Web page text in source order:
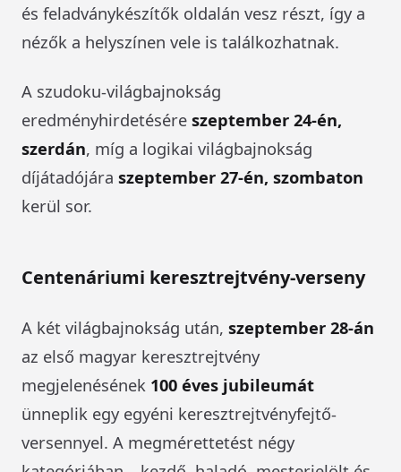
és feladványkészítők oldalán vesz részt, így a
nézők a helyszínen vele is találkozhatnak.
A szudoku-világbajnokság
eredményhirdetésére szeptember 24-én,
szerdán, míg a logikai világbajnokság
díjátadójára szeptember 27-én, szombaton
kerül sor.
Centenáriumi keresztrejtvény-verseny
A két világbajnokság után, szeptember 28-án
az első magyar keresztrejtvény
megjelenésének 100 éves jubileumát
ünneplik egy egyéni keresztrejtvényfejtő-
versennyel. A megmérettetést négy